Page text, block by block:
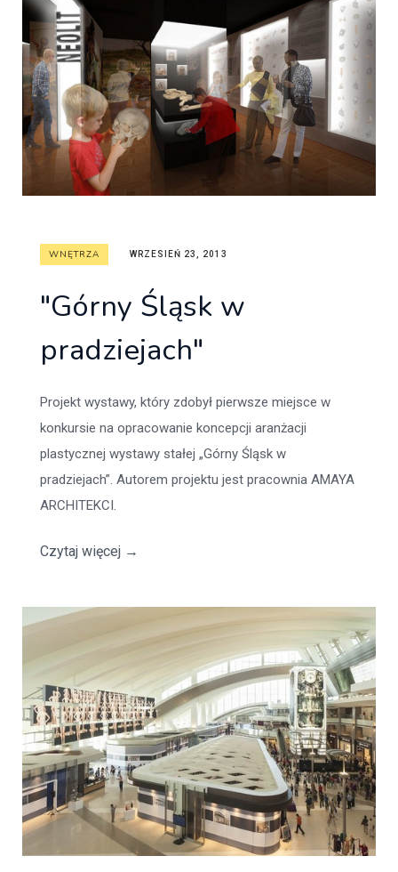
WNĘTRZA WRZESIEŃ 23, 2013
"Górny Śląsk w
pradziejach"
Projekt wystawy, który zdobył pierwsze miejsce w
konkursie na opracowanie koncepcji aranżacji
plastycznej wystawy stałej „Górny Śląsk w
pradziejach”. Autorem projektu jest pracownia AMAYA
ARCHITEKCI.
Czytaj więcej →